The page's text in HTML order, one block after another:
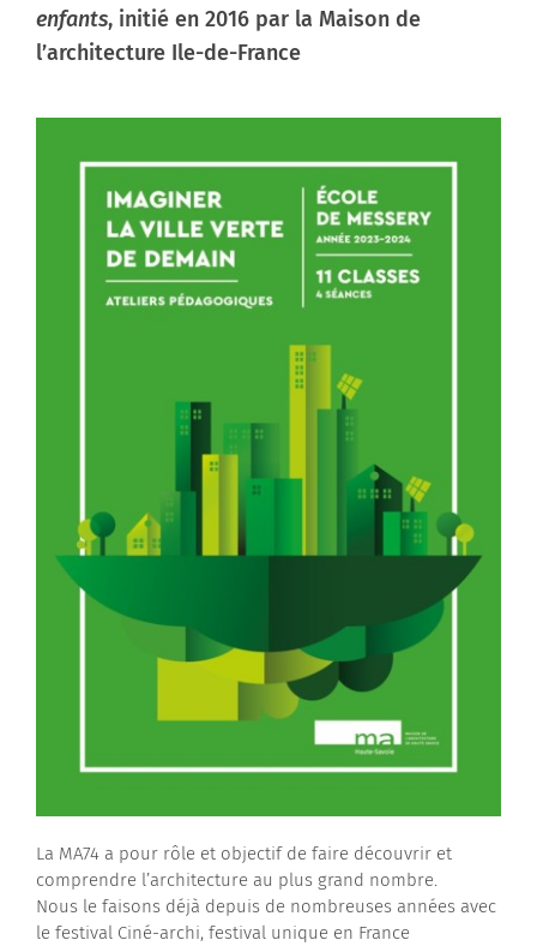
enfants, initié en 2016 par la Maison de
l’architecture Ile-de-France
La MA74 a pour rôle et objectif de faire découvrir et
comprendre l’architecture au plus grand nombre.
Nous le faisons déjà depuis de nombreuses années avec
le festival Ciné-archi, festival unique en France